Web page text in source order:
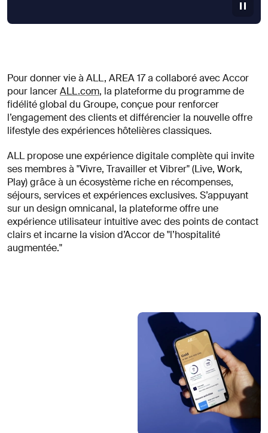
Pour donner vie à ALL, AREA 17 a collaboré avec Accor
pour lancerALL.com, la plateforme du programme de
fidélité global du Groupe, conçue pour renforcer
l’engagement des clients et différencier la nouvelle offre
lifestyle des expériences hôtelières classiques.
ALL propose une expérience digitale complète qui invite
ses membres à "Vivre, Travailler et Vibrer" (Live, Work,
Play) grâce à un écosystème riche en récompenses,
séjours, services et expériences exclusives. S’appuyant
sur un design omnicanal, la plateforme offre une
expérience utilisateur intuitive avec des points de contact
clairs et incarne la vision d’Accor de "l’hospitalité
augmentée."